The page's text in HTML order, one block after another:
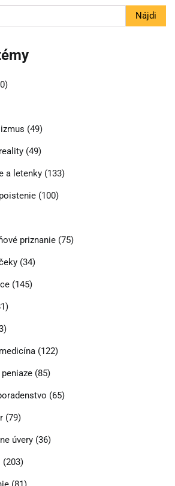
(49)
(49)
a letenky(133)
(100)
priznanie(75)
(34)
(145)
(122)
(85)
(65)
(79)
úvery(36)
(203)